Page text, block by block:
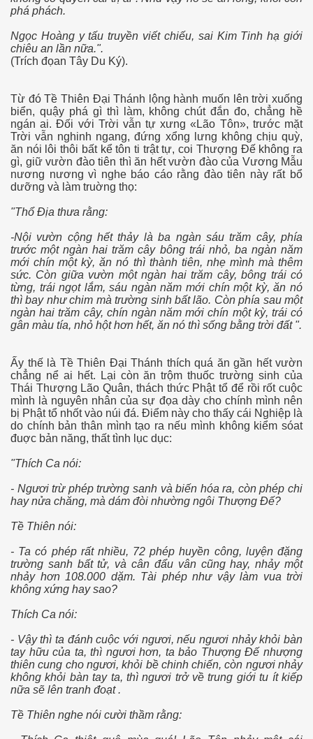
phá phách.
Ngọc Hoàng y tấu truyền viết chiếu, sai Kim Tinh hạ giới
chiêu an lần nữa.".
(Trích đọan Tây Du Ký).
Từ đó Tề Thiên Đại Thánh lộng hành muốn lên trời xuống
biển, quậy phá gì thì làm, không chút đắn đo, chẳng hề
ngán ai. Đối với Trời vẫn tự xưng «Lão Tôn», trước mặt
Trời vẫn nghinh ngang, đứng xổng lưng không chịu quỳ,
ăn nói lôi thôi bất kể tôn ti trật tự, coi Thượng Đế không ra
gì, giữ vườn đào tiên thì ăn hết vườn đào của Vương Mẫu
nương nương vì nghe báo cáo rằng đào tiên này rất bổ
dưỡng và làm truờng thọ:
"Thổ Ðịa thưa rằng:
-Nội vườn cộng hết thảy là ba ngàn sáu trăm cây, phía
trước một ngàn hai trăm cây bông trái nhỏ, ba ngàn năm
mới chín một kỳ, ăn nó thì thành tiên, nhẹ mình mà thêm
sức. Còn giữa vườn một ngàn hai trăm cây, bông trái có
từng, trái ngọt lắm, sáu ngàn năm mới chín một kỳ, ăn nó
thì bay như chim mà trường sinh bất lão. Còn phía sau một
ngàn hai trăm cây, chín ngàn năm mới chín một kỳ, trái có
gân màu tía, nhỏ hột hơn hết, ăn nó thì sống bằng trời đất ".
Ấy thế là Tề Thiên Đại Thánh thích quá ăn gần hết vườn
chẳng nể ai hết. Lại còn ăn trộm thuốc trường sinh của
Thái Thượng Lão Quân, thách thức Phật tổ để rồi rốt cuộc
mình là nguyên nhân của sự đọa dày cho chính mình nên
bị Phật tổ nhốt vào núi đá. Điểm này cho thấy cái Nghiệp là
do chính bản thân mình tạo ra nếu mình không kiểm sóat
đuợc bản năng, thất tình lục dục:
"Thích Ca nói:
- Ngươi trừ phép trường sanh và biến hóa ra, còn phép chi
hay nửa chăng, mà dám đòi nhường ngôi Thượng Ðế?
Tề Thiên nói:
- Ta có phép rất nhiều, 72 phép huyền công, luyện đặng
trường sanh bất tử, và cân đẩu vân cũng hay, nhảy một
nhảy hơn 108.000 dặm. Tài phép như vậy làm vua trời
không xứng hay sao?
Thích Ca nói:
- Vậy thì ta đánh cuộc với ngươi, nếu ngươi nhảy khỏi bàn
tay hữu của ta, thì ngươi hơn, ta bảo Thượng Ðế nhượng
thiên cung cho ngươi, khỏi bề chinh chiến, còn ngươi nhảy
không khỏi bàn tay ta, thì ngươi trở về trung giới tu ít kiếp
nữa sẽ lên tranh đoạt .
Tề Thiên nghe nói cười thầm rằng:
2
trên đất lạ
Kao